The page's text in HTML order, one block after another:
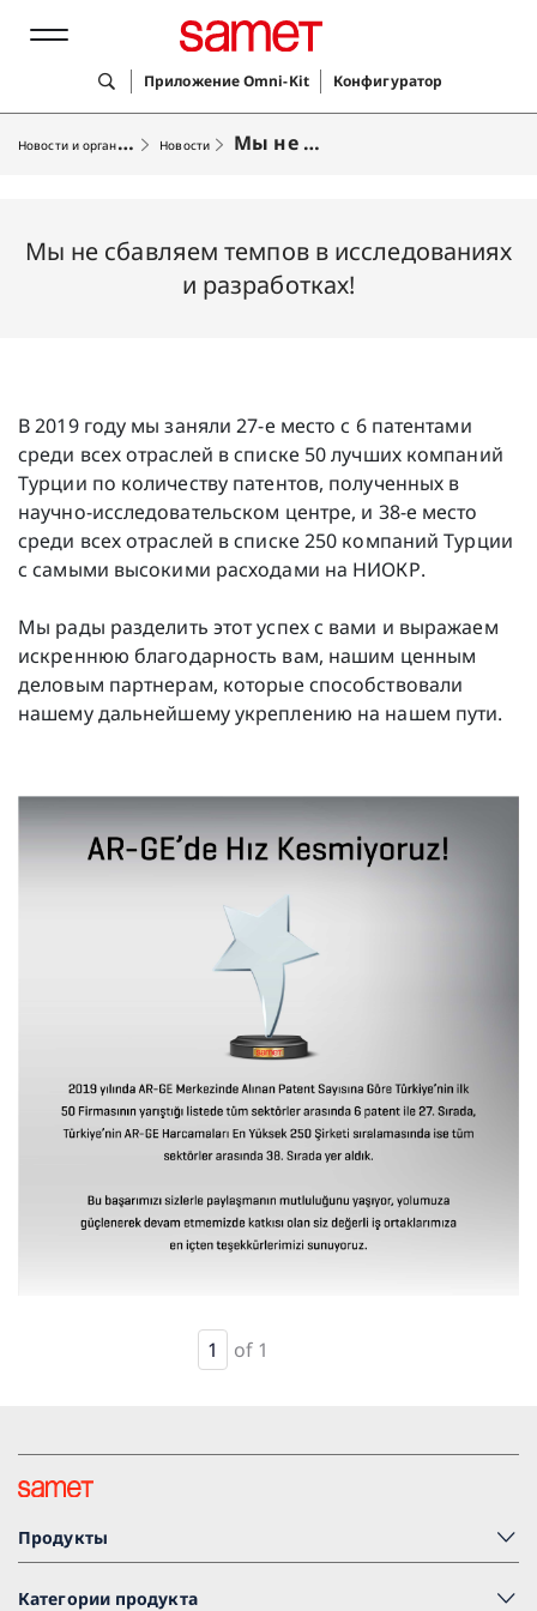
Продукты
Приложение Omni-Kit Конфигуратор
Н
овости и организации Новости Мы не сбавляем темпов в исследованиях и разработках!
Мы не сбавляем темпов в исследованиях
и разработках!
В 2019 году мы заняли 27-е место с 6 патентами
среди всех отраслей в списке 50 лучших компаний
Турции по количеству патентов, полученных в
научно-исследовательском центре, и 38-е место
среди всех отраслей в списке 250 компаний Турции
с самыми высокими расходами на НИОКР.
Мы рады разделить этот успех с вами и выражаем
искреннюю благодарность вам, нашим ценным
деловым партнерам, которые способствовали
нашему дальнейшему укреплению на нашем пути.
1 of 1
Продукты
Категории продукта